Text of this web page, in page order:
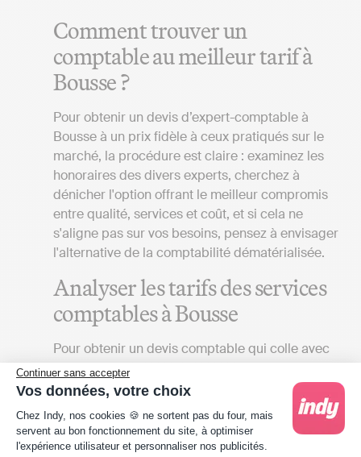
Continuer sans accepter
Vos données, votre choix
Plateforme de Gestion du Consentement :
Chez Indy, nos cookies 🍪 ne sortent pas du four, mais
servent au bon fonctionnement du site, à optimiser
l'expérience utilisateur et personnaliser nos publicités.
Comment trouver un
comptable au meilleur tarif à
Bousse ?
Pour obtenir un devis d’expert-comptable à
Bousse à un prix fidèle à ceux pratiqués sur le
marché, la procédure est claire : examinez les
honoraires des divers experts, cherchez à
dénicher l'option offrant le meilleur compromis
entre qualité, services et coût, et si cela ne
s'aligne pas sur vos besoins, pensez à envisager
l'alternative de la comptabilité dématérialisée.
Analyser les tarifs des services
comptables à Bousse
Pour obtenir un devis comptable qui colle avec
la réalité du marché à Bousse :
Identifier vos besoins
prestations fournies par un cabinet
d'expertise comptable à proximité de